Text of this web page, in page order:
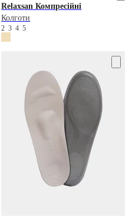
Relaxsan Компресійні
Колготи
2345